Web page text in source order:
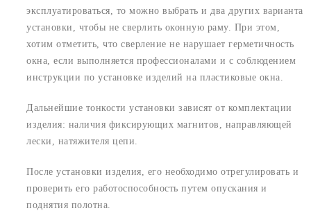
эксплуатироваться, то можно выбрать и два других варианта
установки, чтобы не сверлить оконную раму. При этом,
хотим отметить, что сверление не нарушает герметичность
окна, если выполняется профессионалами и с соблюдением
инструкции по установке изделий на пластиковые окна.
Дальнейшие тонкости установки зависят от комплектации
изделия: наличия фиксирующих магнитов, направляющей
лески, натяжителя цепи.
После установки изделия, его необходимо отрегулировать и
проверить его работоспособность путем опускания и
поднятия полотна.